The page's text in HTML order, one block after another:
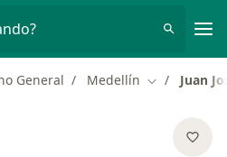
General Medellín Cambiar de
Juan